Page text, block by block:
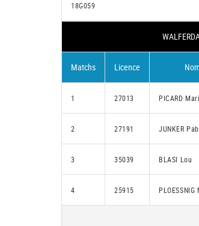
18G059
Matchs Licence
1 27013 PICARD
2 27191 JUNKER
3 35039 BLASI Lou
4 25915 PLOESSNIG